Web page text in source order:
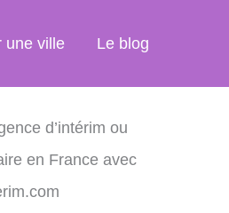
une ville Le blog
d’intérim ou
en France avec